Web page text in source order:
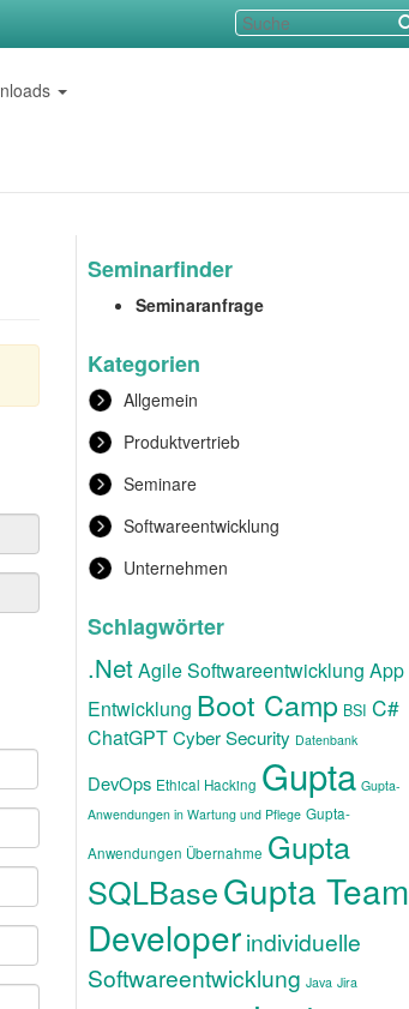
Seminarfinder
Seminaranfrage
Kategorien
Allgemein
Produktvertrieb
Seminare
Softwareentwicklung
Unternehmen
Schlagwörter
.NetAgile Softwareentwicklung App
Entwicklung Boot Camp BSI C#
ChatGPTCyber Security Datenbank
DevOps Ethical Hacking Gupta Gupta-
Anwendungen in Wartung und Pflege Gupta-
Anwendungen Übernahme Gupta
SQLBaseGupta Team
Developerindividuelle
Softwareentwicklung Java Jira